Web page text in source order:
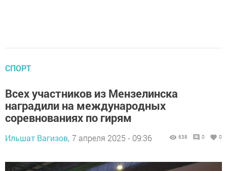
СПОРТ
Всех участников из Мензелинска
наградили на международных
соревнованиях по гирям
Ильшат Вагизов, 7 апреля 2025 - 09:36 638 0 0